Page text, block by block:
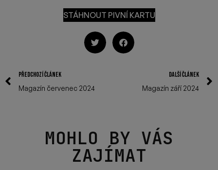
STÁHNOUT PIVNÍ KARTU
PŘEDCHOZÍ ČLÁNEK
Magazín červenec 2024
DALŠÍ ČLÁNEK
Magazín září 2024
MOHLO BY VÁS
ZAJÍMAT